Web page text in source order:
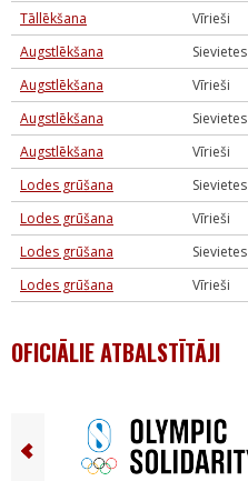
Tāllēkšana
Vīrieši
Augstlēkšana
Sievietes
Augstlēkšana
Vīrieši
Augstlēkšana
Sievietes
Augstlēkšana
Vīrieši
Lodes grūšana
Sievietes
Lodes grūšana
Vīrieši
Lodes grūšana
Sievietes
Lodes grūšana
Vīrieši
OFICIĀLIE ATBALSTĪTĀJI